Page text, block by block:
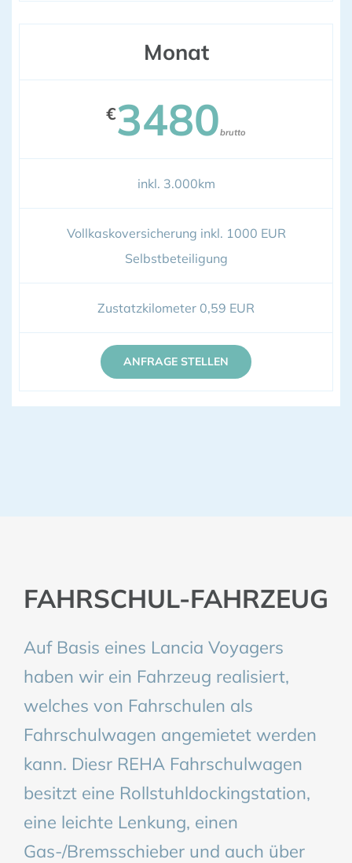
Monat
€3480brutto
inkl. 3.000km
Vollkaskoversicherung inkl. 1000 EUR
Selbstbeteiligung
Zustatzkilometer 0,59 EUR
ANFRAGE STELLEN
FAHRSCHUL-FAHRZEUG
Auf Basis eines Lancia Voyagers
haben wir ein Fahrzeug realisiert,
welches von Fahrschulen als
Fahrschulwagen angemietet werden
kann. Diesr REHA Fahrschulwagen
besitzt eine Rollstuhldockingstation,
eine leichte Lenkung, einen
Gas-/Bremsschieber und auch über